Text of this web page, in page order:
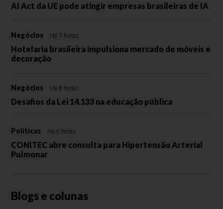
AI Act da UE pode atingir empresas brasileiras de IA
Negócios Há 7 horas
Hotelaria brasileira impulsiona mercado de móveis e
decoração
Negócios Há 8 horas
Desafios da Lei 14.133 na educação pública
Políticas Há 9 horas
CONITEC abre consulta para Hipertensão Arterial
Pulmonar
Blogs e colunas